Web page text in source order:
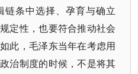
条中选择、孕育与确立
定性，也要符合推动社会
此，毛泽东当年在考虑用
治制度的时候，不是将其